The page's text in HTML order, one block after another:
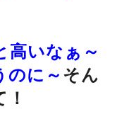
高いなぁ～
のに～ そん